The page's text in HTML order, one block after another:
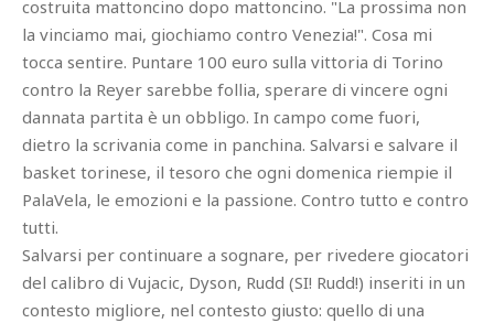
costruita mattoncino dopo mattoncino. "La prossima non
la vinciamo mai, giochiamo contro Venezia!". Cosa mi
tocca sentire. Puntare 100 euro sulla vittoria di Torino
contro la Reyer sarebbe follia, sperare di vincere ogni
dannata partita è un obbligo. In campo come fuori,
dietro la scrivania come in panchina. Salvarsi e salvare il
basket torinese, il tesoro che ogni domenica riempie il
PalaVela, le emozioni e la passione. Contro tutto e contro
tutti.
Salvarsi per continuare a sognare, per rivedere giocatori
del calibro di Vujacic, Dyson, Rudd (SI! Rudd!) inseriti in un
contesto migliore, nel contesto giusto: quello di una